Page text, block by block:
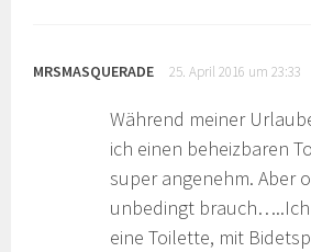
MRSMASQUERADE 25. April 2016 um 23:33
Während meiner
ich einen beheizbaren
super angenehm. Aber
unbedingt
eine Toilette, mit